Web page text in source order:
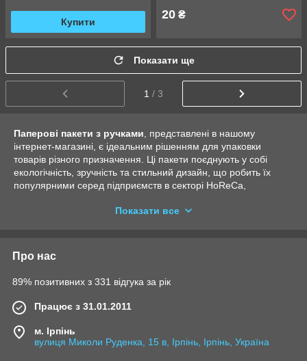
Купити
20 ₴
Показати ще
1 / 3
Паперові пакети з ручками , представлені в нашому
інтернет-магазині, є ідеальним рішенням для упаковки
товарів різного призначення. Ці пакети поєднують у собі
екологічність, зручність та стильний дизайн, що робить їх
популярними серед підприємств в секторі HoReCa,
паперу, вони є екологічною альтернативою пластиковим
У нашому асортименті ви знайдете паперові пакети з
ручками різних розмірів, які зручні для транспортування
продуктів, сувенірів, одягу та інших товарів. Вони мають
надійні ручки, що забезпечують комфорт при носінні, навіть
при великій вазі вмісту. Пакети можна використовувати як для
повсякденних потреб, так і для особливих подій, де важлива
не тільки функціональність, але й презентабельний вигляд
Показати все
Про нас
89% позитивних з 331 відгука за рік
Працює з 31.01.2011
м. Ірпінь
вулиця Миколи Руденка, 15 в, Ірпінь, Ірпінь, Україна